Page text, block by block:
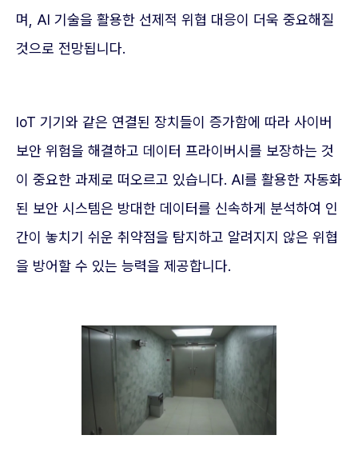
며, AI 기술을 활용한 선제적 위협 대응이 더욱 중요해질
것으로 전망됩니다.
IoT 기기와 같은 연결된 장치들이 증가함에 따라 사이버
보안 위험을 해결하고 데이터 프라이버시를 보장하는 것
이 중요한 과제로 떠오르고 있습니다. AI를 활용한 자동화
된 보안 시스템은 방대한 데이터를 신속하게 분석하여 인
간이 놓치기 쉬운 취약점을 탐지하고 알려지지 않은 위협
을 방어할 수 있는 능력을 제공합니다.